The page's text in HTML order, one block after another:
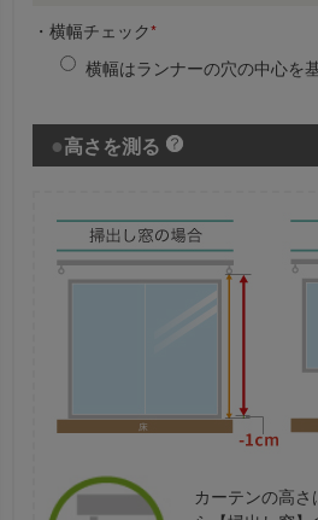
・横幅チェック*
横幅はランナーの穴の中心を
高さを測る
カーテンの高